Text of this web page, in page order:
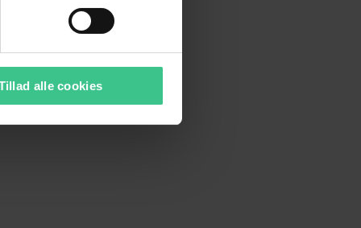
alle cookies